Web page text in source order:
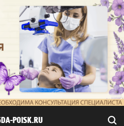
POISK.RU